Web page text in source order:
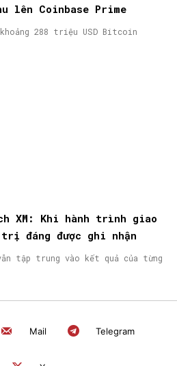
lên Coinbase Prime
khoảng 288 triệu USD Bitcoin
XM: Khi hành trình giao
đáng được ghi nhận
tập trung vào kết quả của từng
Mail Telegram